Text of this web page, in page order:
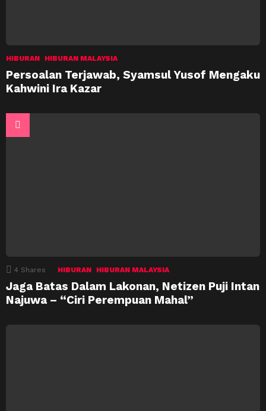
HIBURAN HIBURAN MALAYSIA
Persoalan Terjawab, Syamsul Yusof Mengaku
Kahwini Ira Kazar
4 Shares HIBURAN HIBURAN MALAYSIA
Jaga Batas Dalam Lakonan, Netizen Puji Intan
Najuwa – “Ciri Perempuan Mahal”